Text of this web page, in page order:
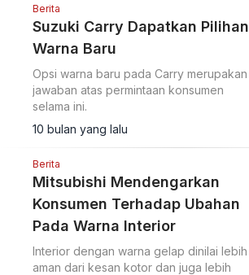
Berita
Suzuki Carry Dapatkan Pilihan
Warna Baru
Opsi warna baru pada Carry merupakan
jawaban atas permintaan konsumen
selama ini.
10 bulan yang lalu
Berita
Mitsubishi Mendengarkan
Konsumen Terhadap Ubahan
Pada Warna Interior
Interior dengan warna gelap dinilai lebih
aman dari kesan kotor dan juga lebih